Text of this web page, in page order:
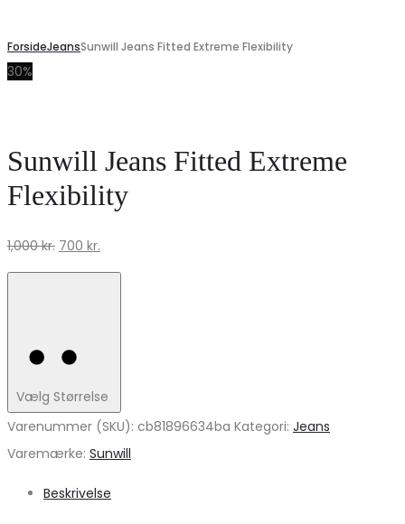
ForsideJeansSunwill Jeans Fitted Extreme Flexibility
30%
Sunwill Jeans Fitted Extreme
Flexibility
1,000kr. Den
oprindelige
1,000 kr..
700 kr.
aktuelle
Vælg Størrelse
Varenummer (SKU): cb81896634ba Kategori: Jeans
Varemærke: Sunwill
Beskrivelse